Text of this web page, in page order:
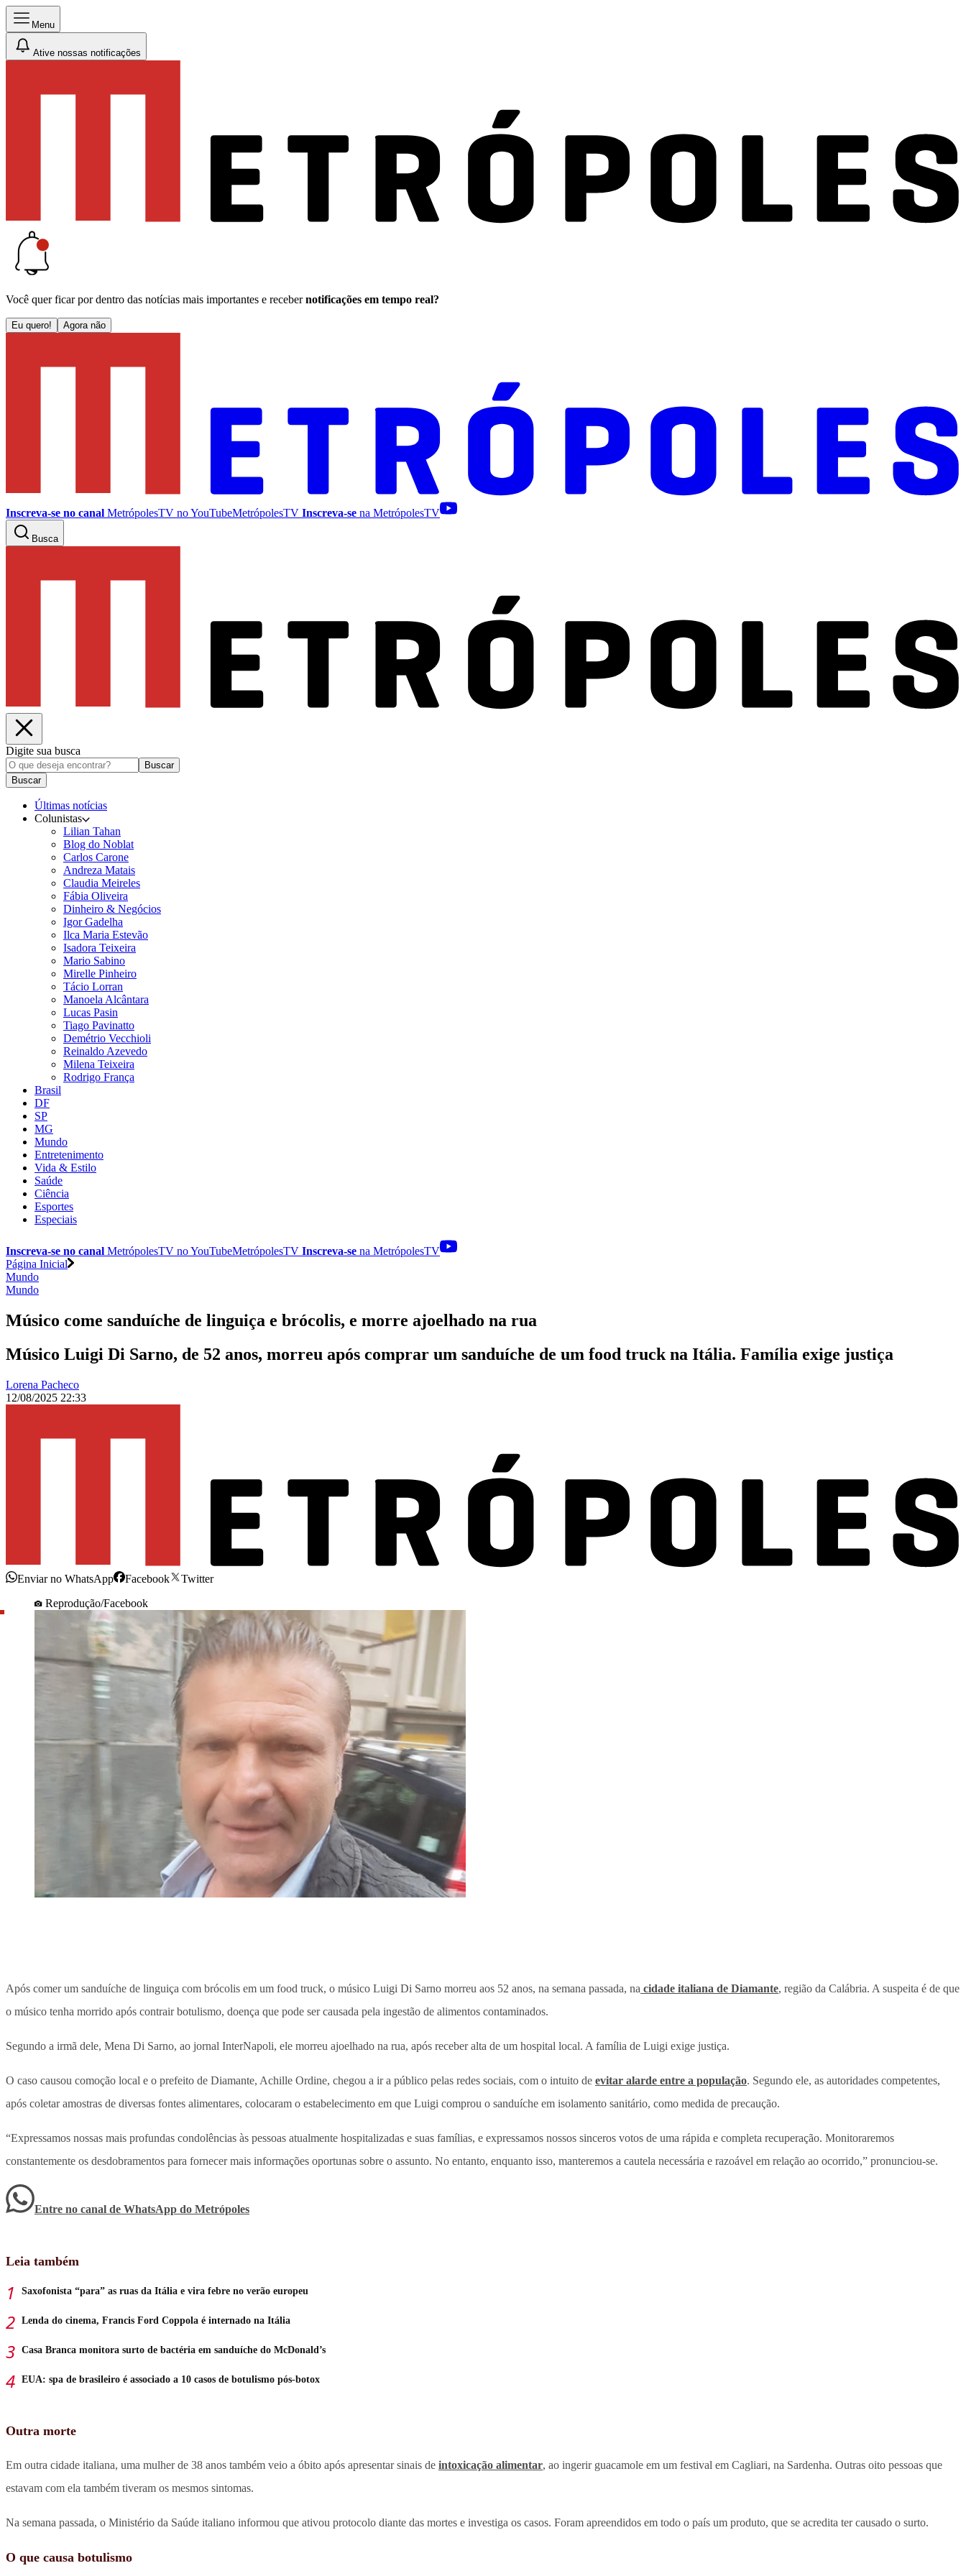
Menu
Ative nossas notificações
Você quer ficar por dentro das notícias mais importantes e receber notificações em tempo real?
Eu quero! Agora não
Inscreva-se no canal MetrópolesTV noYouTubeMetrópolesTV Inscreva-se na MetrópolesTV
Busca
Digite sua busca
Buscar
Buscar
Últimas notícias
Colunistas
Lilian Tahan
Blog do Noblat
Carlos Carone
Andreza Matais
Claudia Meireles
Fábia Oliveira
Dinheiro & Negócios
Igor Gadelha
Ilca Maria Estevão
Isadora Teixeira
Mario Sabino
Mirelle Pinheiro
Tácio Lorran
Manoela Alcântara
Lucas Pasin
Tiago Pavinatto
Demétrio Vecchioli
Reinaldo Azevedo
Milena Teixeira
Rodrigo França
Brasil
DF
SP
MG
Mundo
Entretenimento
Vida & Estilo
Saúde
Ciência
Esportes
Especiais
Inscreva-se no canal MetrópolesTV noYouTubeMetrópolesTV Inscreva-se na MetrópolesTV
Página Inicial
Mundo
Mundo
Músico come sanduíche de linguiça e brócolis, e morre ajoelhado na rua
Músico Luigi Di Sarno, de 52 anos, morreu após comprar um sanduíche de um food truck na Itália. Família exige justiça
Lorena Pacheco
12/08/2025 22:33
Enviar no WhatsApp Facebook
Twitter
Reprodução/Facebook
Após comer um sanduíche de linguiça com brócolis em um food truck, o músico Luigi Di Sarno morreu aos 52 anos, na semana passada, na cidade italiana de Diamante, região da Calábria. A suspeita é de que
o músico tenha morrido após contrair botulismo, doença que pode ser causada pela ingestão de alimentos contaminados.
Segundo a irmã dele, Mena Di Sarno, ao jornal InterNapoli, ele morreu ajoelhado na rua, após receber alta de um hospital local. A família de Luigi exige justiça.
O caso causou comoção local e o prefeito de Diamante, Achille Ordine, chegou a ir a público pelas redes sociais, com o intuito de evitar alarde entre a população. Segundo ele, as autoridades competentes,
após coletar amostras de diversas fontes alimentares, colocaram o estabelecimento em que Luigi comprou o sanduíche em isolamento sanitário, como medida de precaução.
“Expressamos nossas mais profundas condolências às pessoas atualmente hospitalizadas e suas famílias, e expressamos nossos sinceros votos de uma rápida e completa recuperação. Monitoraremos
constantemente os desdobramentos para fornecer mais informações oportunas sobre o assunto. No entanto, enquanto isso, manteremos a cautela necessária e razoável em relação ao ocorrido,” pronunciou-se.
Entre no canal de WhatsApp do Metrópoles
Leia também
Saxofonista “para” as ruas da Itália e vira febre no verão europeu
Lenda do cinema, Francis Ford Coppola é internado na Itália
Casa Branca monitora surto de bactéria em sanduíche do McDonald’s
EUA: spa de brasileiro é associado a 10 casos de botulismo pós-botox
Outra morte
Em outra cidade italiana, uma mulher de 38 anos também veio a óbito após apresentar sinais de intoxicação alimentar, ao ingerir guacamole em um festival em Cagliari, na Sardenha. Outras oito pessoas que
estavam com ela também tiveram os mesmos sintomas.
Na semana passada, o Ministério da Saúde italiano informou que ativou protocolo diante das mortes e investiga os casos. Foram apreendidos em todo o país um produto, que se acredita ter causado o surto.
O que causa botulismo